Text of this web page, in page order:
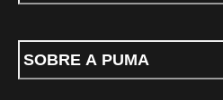
SOBRE A PUMA